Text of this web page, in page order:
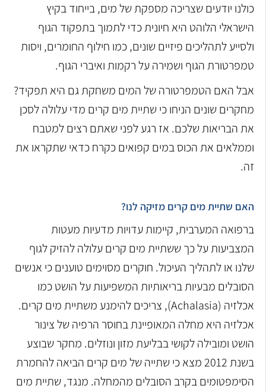
כולנו יודעים שצריכה מספקת של מים, בייחוד בקיץ
הישראלי הלוהט היא חיונית כדי לתמוך בתפקוד הגוף
ולסייע לתהליכים פיזיים שונים, כמו חילוף החומרים, ויסות
טמפרטורת הגוף ושמירה על רקמות ואיברי הגוף.
אבל האם הטמפרטורה של המים משחקת גם היא תפקיד?
מחקרים שונים הניחו כי שתיית מים קרים מדי עלולה לסכן
את הבריאות שלכם. אז רגע לפני שאתם רצים למטבח
וממלאים את הכוס במים קפואים כקרח כדאי שתקראו את
זה.
האם שתיית מים קרים מזיקה לנו?
ברפואה המערבית, קיימות עדויות מדעיות מעטות
המצביעות על כך ששתיית מים קרים עלולה להזיק לגוף
שלנו או לתהליך העיכול. חוקרים מסוימים טוענים כי אנשים
הסובלים מבעיות בריאותיות המשפיעות על הושטכמו
אכלזיה (Achalasia), צריכים להימנע משתיית מים קרים.
אכלזיה היא מחלה המאופיינת בחוסר הרפיה של צינור
הושט ומובילה לקושי בבליעת מזון ונוזלים. מחקר שבוצע
בשנת 2012 מצא כי שתייה של מים קרים הביאה להחמרת
הסימפטומים בקרב הסובלים מהמחלה. מנגד, שתיית מים